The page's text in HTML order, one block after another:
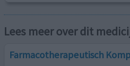
Lees meer over dit
Farmacotherapeutisch